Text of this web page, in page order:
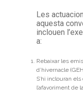
Les
aquesta
inclouen
a:
Rebaixar les
d’hivernacle
S’hi inclouran
l’afavoriment de